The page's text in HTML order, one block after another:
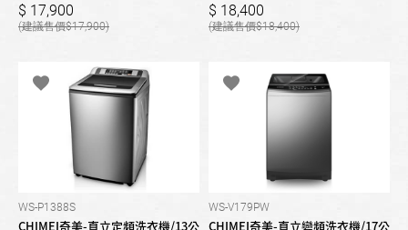
17,900
17,900
18,400
18,400
WS-P1388S
CHIMEI奇美-直立定頻洗衣機/13公
WS-V179PW
CHIMEI奇美-直立變頻洗衣機/17公